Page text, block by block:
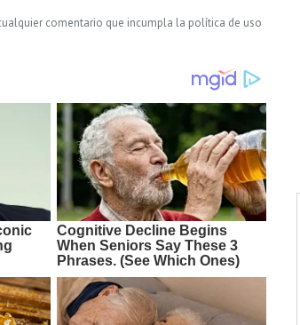
comentario que incumpla la política de uso